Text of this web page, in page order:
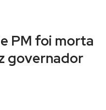
PM foi morta
governador